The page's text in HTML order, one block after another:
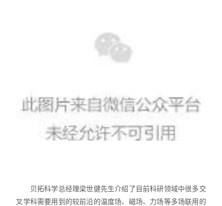
贝拓科学总经理梁世健先生介绍了目前科研领域中很多交
叉学科需要用到的较前沿的温度场、磁场、力场等多场联用的